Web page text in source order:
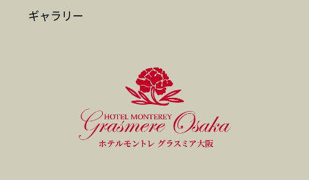
ギャラリー